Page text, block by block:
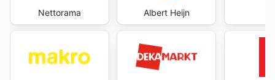
Nettorama Albert Heijn